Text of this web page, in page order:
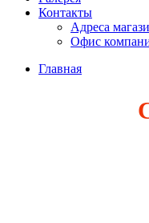
Контакты
Адреса
Офис
Главная